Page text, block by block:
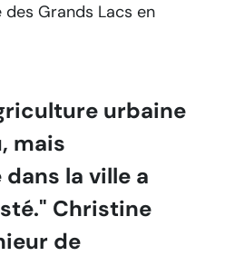
des Grands Lacs en
urbaine
mais
la ville a
Christine
de